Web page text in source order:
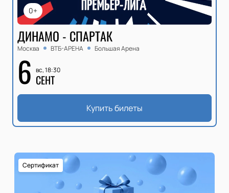
0+
ДИНАМО - СПАРТАК
Москва ВТБ-АРЕНА Большая Арена
6 вс, 18:30
СЕНТ
Купить билеты
Сертификат